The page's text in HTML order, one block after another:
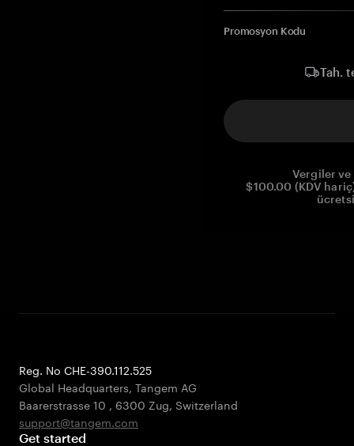
Promosyon Kodu
Tah.
Vergiler
$100.00 (KDV
Reg. No CHE-390.112.525
Global Headquarters, Tangem AG
Baarerstrasse 10 , 6300 Zug, Switzerland
support@tangem.com
Get started